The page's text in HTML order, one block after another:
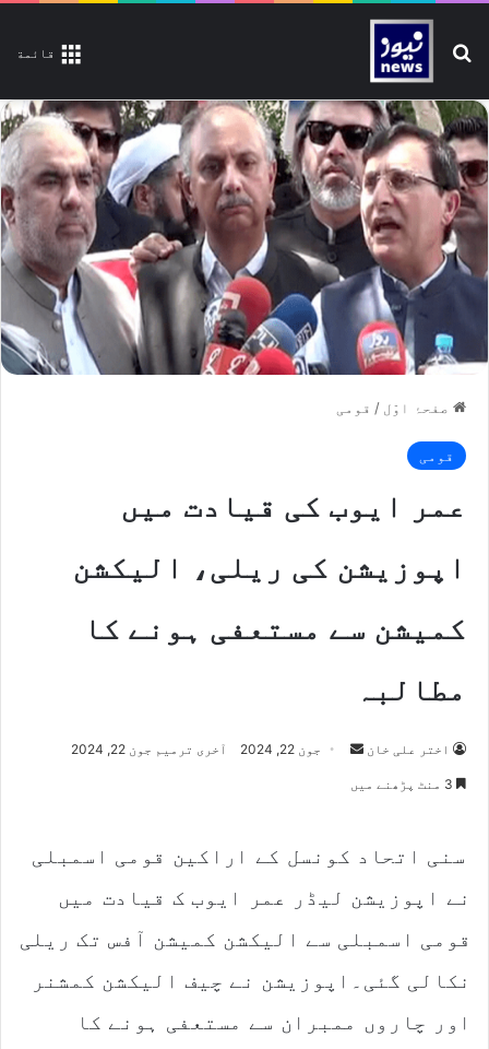
قائمة تلاش کیجیے
صفحۂ اوّل / قومی
قومی
عمر ایوب کی قیادت میں
اپوزیشن کی ریلی، الیکشن
کمیشن سے مستعفی ہونے کا
مطالبہ
اختر علی خان
a
جون 22, 2024 آخری ترمیم جون 22, 2024
سنی اتحاد کونسل کے اراکین قومی اسمبلی
نے اپوزیشن لیڈر عمر ایوب ک قیادت میں
قومی اسمبلی سے الیکشن کمیشن آفس تک ریلی
نکالی گئی۔اپوزیشن نے چیف الیکشن کمشنر
اور چاروں ممبران سے مستعفی ہونے کا